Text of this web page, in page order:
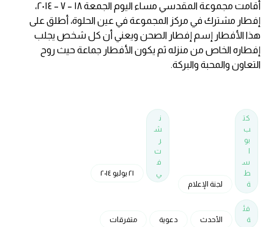
أقامت مجموعة المقدسي مساء اليوم الجمعة ١٨ – ٧ – ٢٠١٤،
إفطار مشترك في مركز المجموعة في عين الحلوة، أطلق على
هذا الأفطار إسم إفطار الصحن ويعني أن كل شخص يجلب
إفطاره الخاص من منزله ثم يكون الأفطار جماعة حيث روح
التعاون والمحبة والبركة.
كت
ب
بو
س
ط
ة
لجنة الإعلام
ن
ش
ر
ت
ف
ي
٢١ يوليو ٢٠١٤
فئ
ة
الأحدث دعوية متفرقات